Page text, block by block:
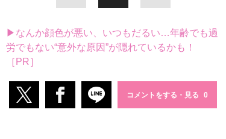
▶なんか顔色が悪い、いつもだるい…年齢でも過
労でもない“意外な原因”が隠れているかも！
［PR］
コメントをする・見る